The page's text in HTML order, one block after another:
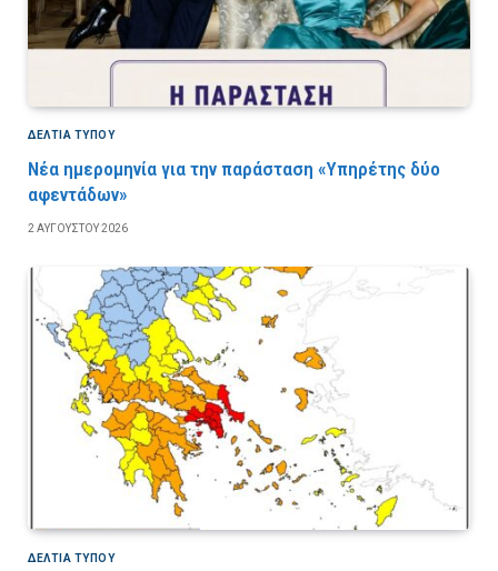
ΔΕΛΤΙΑ ΤΥΠΟΥ
Νέα ημερομηνία για την παράσταση «Υπηρέτης δύο
αφεντάδων»
2 ΑΥΓΟΎΣΤΟΥ 2026
ΔΕΛΤΙΑ ΤΥΠΟΥ